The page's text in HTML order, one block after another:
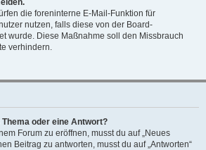
die foreninterne E-Mail-Funktion für
nutzen, falls diese von der Board-
wurde. Diese Maßnahme soll den Missbrauch
verhindern.
oder eine Antwort?
Forum zu eröffnen, musst du auf „Neues
Beitrag zu antworten, musst du auf „Antworten“